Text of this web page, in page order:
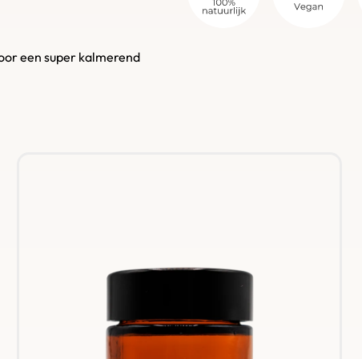
te zien hoe je huid reageert.
uit de natuur.
diervriendelijk.
wat beter is voor
hun huidverzorgende en
een super kalmerend